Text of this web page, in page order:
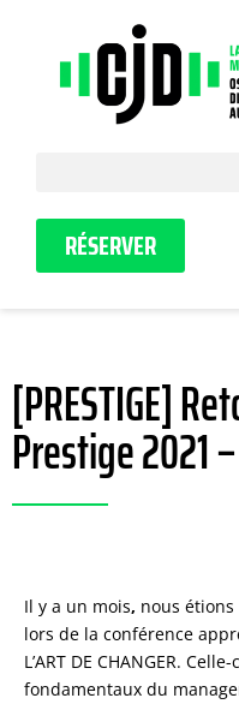
RÉSERVER
[PRESTIGE]
Prestige 2021
Il y a un mois, nous
lors de la conférence
L’ART DE CHANGER.
fondamentaux du